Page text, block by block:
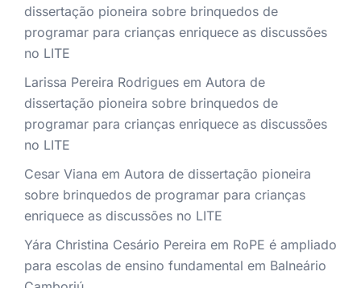
dissertação pioneira sobre brinquedos de
programar para crianças enriquece as discussões
no LITE
Larissa Pereira Rodrigues em Autora de
dissertação pioneira sobre brinquedos de
programar para crianças enriquece as discussões
no LITE
Cesar Viana em Autora de dissertação pioneira
sobre brinquedos de programar para crianças
enriquece as discussões no LITE
Yára Christina Cesário Pereira em RoPE é ampliado
para escolas de ensino fundamental em Balneário